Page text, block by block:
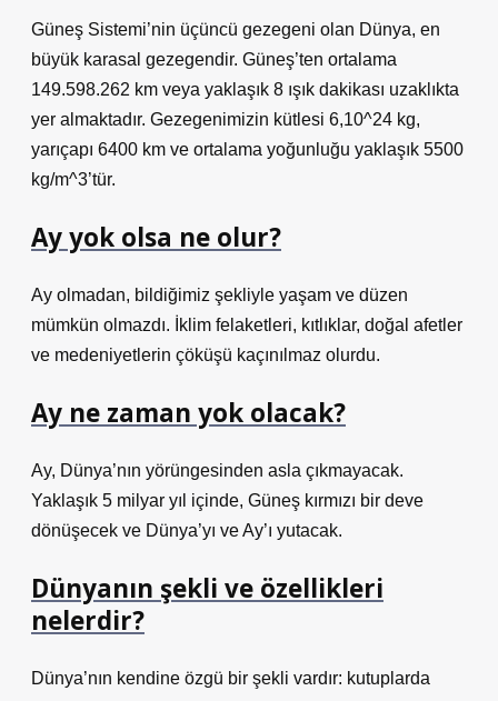
Güneş Sistemi’nin üçüncü gezegeni olan Dünya, en
büyük karasal gezegendir. Güneş’ten ortalama
149.598.262 km veya yaklaşık 8 ışık dakikası uzaklıkta
yer almaktadır. Gezegenimizin kütlesi 6,10^24 kg,
yarıçapı 6400 km ve ortalama yoğunluğu yaklaşık 5500
kg/m^3’tür.
Ay yok olsa ne olur?
Ay olmadan, bildiğimiz şekliyle yaşam ve düzen
mümkün olmazdı. İklim felaketleri, kıtlıklar, doğal afetler
ve medeniyetlerin çöküşü kaçınılmaz olurdu.
Ay ne zaman yok olacak?
Ay, Dünya’nın yörüngesinden asla çıkmayacak.
Yaklaşık 5 milyar yıl içinde, Güneş kırmızı bir deve
dönüşecek ve Dünya’yı ve Ay’ı yutacak.
Dünyanın şekli ve özellikleri
nelerdir?
Dünya’nın kendine özgü bir şekli vardır: kutuplarda